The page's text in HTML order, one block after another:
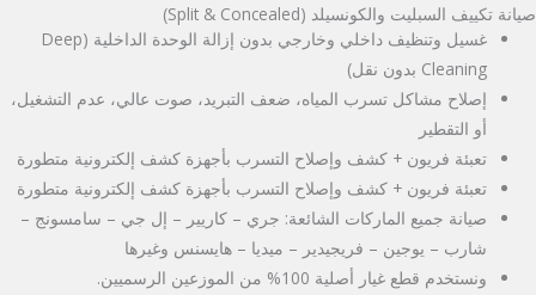
صيانة تكييف السبليت والكونسيلد (Split & Concealed)
غسيل وتنظيف داخلي وخارجي بدون إزالة الوحدة الداخلية (Deep
Cleaning بدون نقل)
إصلاح مشاكل تسرب المياه، ضعف التبريد، صوت عالي، عدم التشغيل،
أو التقطير
تعبئة فريون + كشف وإصلاح التسرب بأجهزة كشف إلكترونية متطورة
تعبئة فريون + كشف وإصلاح التسرب بأجهزة كشف إلكترونية متطورة
صيانة جميع الماركات الشائعة: جري – كاريير – إل جي – سامسونج –
شارب – يوجين – فريجيدير – ميديا – هايسنس وغيرها
ونستخدم قطع غيار أصلية 100% من الموزعين الرسميين.